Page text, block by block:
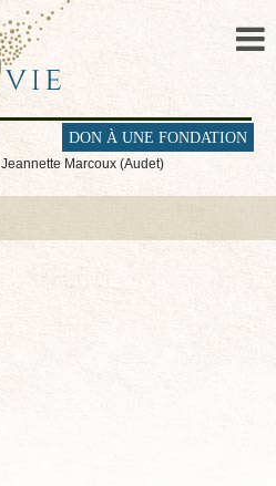
DON À UNE FONDATION
Jeannette Marcoux (Audet)